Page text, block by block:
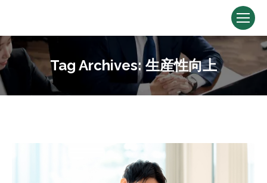
Tag Archives:生産性向上
You are here: